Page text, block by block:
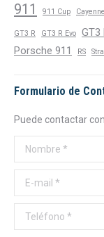
911 911 Cup Cayenne
GT3 R GT3 R Evo GT3
Porsche 911 RS
Formulario de
Puede contactar
Nombre *
E-mail *
Teléfono *